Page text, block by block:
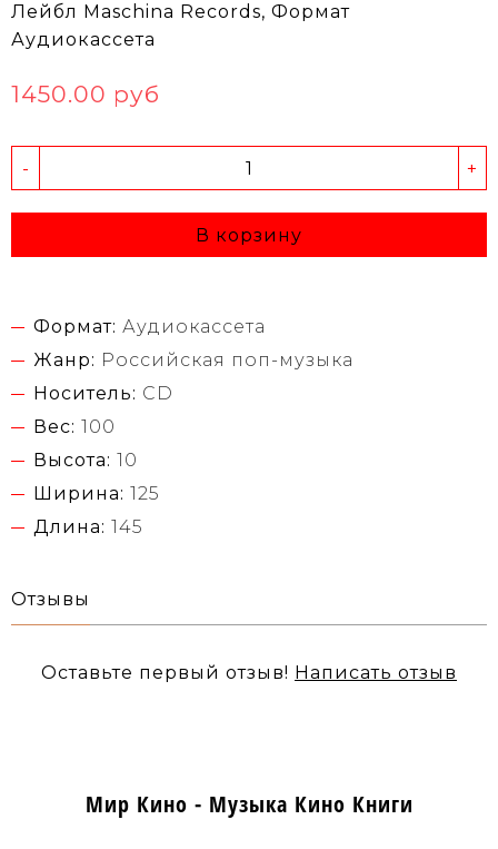
Лейбл Maschina Records, Формат
Аудиокассета
1450.00 руб
- +
В корзину
Формат: Аудиокассета
Жанр: Российская поп-музыка
Носитель: CD
Вес: 100
Высота: 10
Ширина: 125
Длина: 145
Отзывы
Оставьте первый отзыв! Написать отзыв
Мир Кино - Музыка Кино Книги